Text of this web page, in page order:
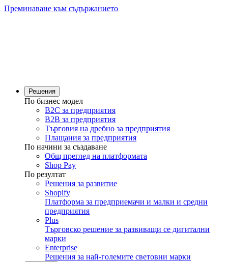
Преминаване към съдържанието
Решения
По бизнес модел
B2C за предприятия
B2B за предприятия
Търговия на дребно за предприятия
Плащания за предприятия
По начини за създаване
Общ преглед на платформата
Shop Pay
По резултат
Решения за развитие
Shopify
Платформа за предприемачи и малки и средни
предприятия
Plus
Търговско решение за развиващи се дигитални
марки
Enterprise
Решения за най-големите световни марки